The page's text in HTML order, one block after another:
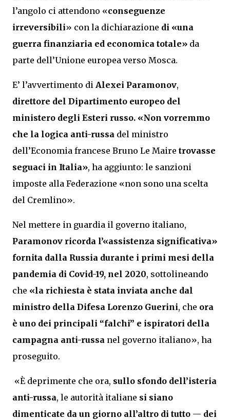
l’angolo ci attendono «conseguenze
irreversibili» con la dichiarazione di «una
guerra finanziaria ed economica totale» da
parte dell’Unione europea verso Mosca.
E’ l’avvertimento di Alexei Paramonov,
direttore del Dipartimento europeo del
ministero degli Esteri russo. «Non vorremmo
che la logica anti-russa del ministro
dell’Economia francese Bruno Le Maire trovasse
seguaci in Italia», ha aggiunto: le sanzioni
imposte alla Federazione «non sono una scelta
del Cremlino».
Nel mettere in guardia il governo italiano,
Paramonov ricorda l’«assistenza significativa»
fornita dalla Russia durante i primi mesi della
pandemia di Covid-19, nel 2020, sottolineando
che «la richiesta è stata inviata anche dal
ministro della Difesa Lorenzo Guerini, che ora
è uno dei principali “falchi” e ispiratori della
campagna anti-russa nel governo italiano», ha
proseguito.
«È deprimente che ora, sullo sfondo dell’isteria
anti-russa, le autorità italiane si siano
dimenticate da un giorno all’altro di tutto — dei